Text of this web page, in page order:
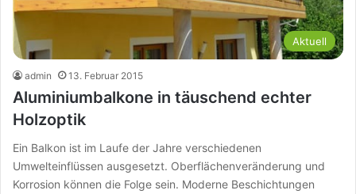
Aktuell
admin 13. Februar 2015
Aluminiumbalkone in täuschend echter
Holzoptik
Ein Balkon ist im Laufe der Jahre verschiedenen
Umwelteinflüssen ausgesetzt. Oberflächenveränderung und
Korrosion können die Folge sein. Moderne Beschichtungen